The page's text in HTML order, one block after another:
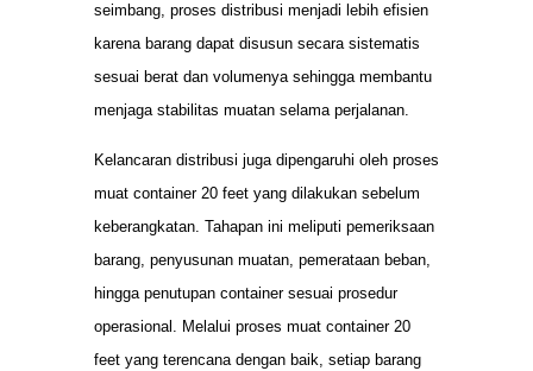
seimbang, proses distribusi menjadi lebih efisien
karena barang dapat disusun secara sistematis
sesuai berat dan volumenya sehingga membantu
menjaga stabilitas muatan selama perjalanan.
Kelancaran distribusi juga dipengaruhi oleh proses
muat container 20 feet yang dilakukan sebelum
keberangkatan. Tahapan ini meliputi pemeriksaan
barang, penyusunan muatan, pemerataan beban,
hingga penutupan container sesuai prosedur
operasional. Melalui proses muat container 20
feet yang terencana dengan baik, setiap barang